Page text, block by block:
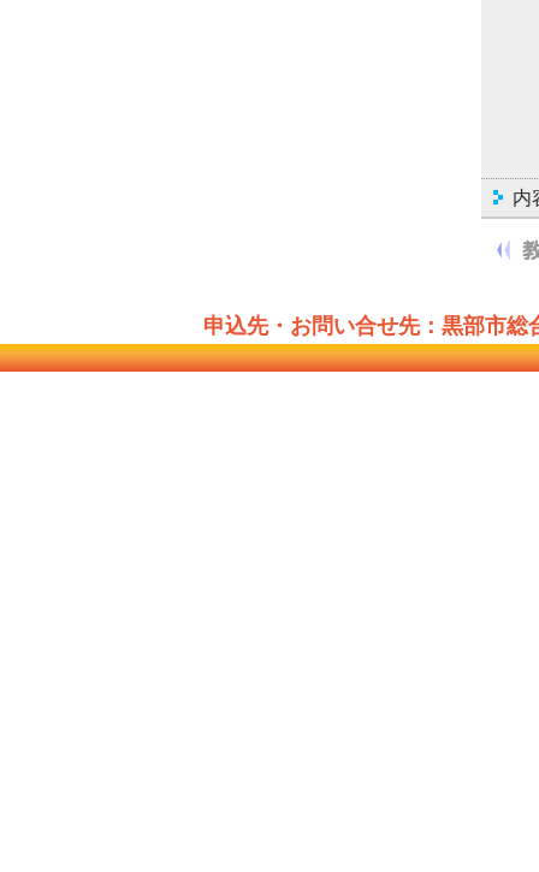
内
申込先・お問い合せ先：黒部市総